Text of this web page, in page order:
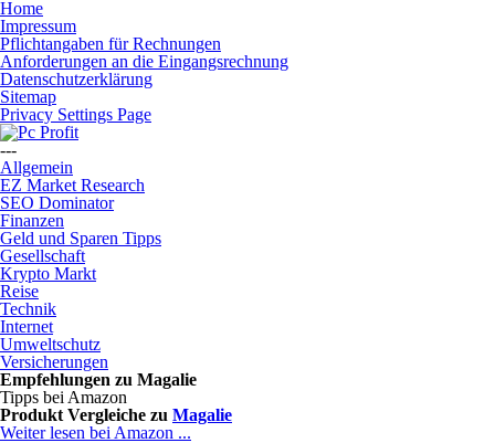
Home
Impressum
Pflichtangaben für Rechnungen
Anforderungen an die Eingangsrechnung
Datenschutzerklärung
Sitemap
Privacy Settings Page
---
Allgemein
EZ Market Research
SEO Dominator
Finanzen
Geld und Sparen Tipps
Gesellschaft
Krypto Markt
Reise
Technik
Internet
Umweltschutz
Versicherungen
Empfehlungen zu Magalie
Tipps bei Amazon
Produkt Vergleiche zu Magalie
Weiter lesen bei Amazon ...